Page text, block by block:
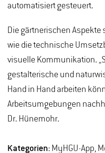
automatisiert gesteuert.
Die gärtnerischen
wie die technische
visuelle Kommunikation.
gestalterische und
Hand in Hand arbeiten
Arbeitsumgebungen
Dr. Hünemohr.
Kategorien: MyHGU-App,